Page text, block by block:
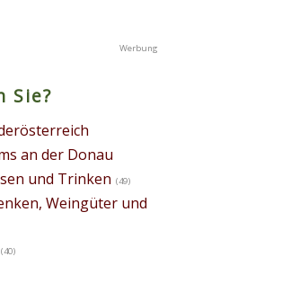
Sie?
an der Donau
und Trinken (49)
Weingüter und
(40)